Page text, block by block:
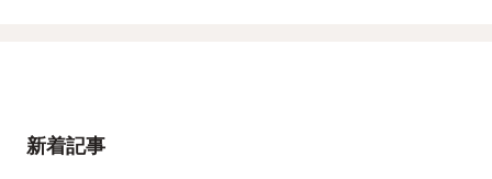
新着記事